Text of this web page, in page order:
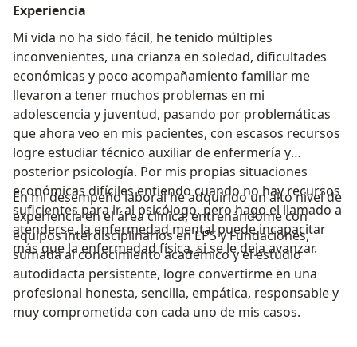
Experiencia
Mi vida no ha sido fácil, he tenido múltiples
inconvenientes, una crianza en soledad, dificultades
económicas y poco acompañamiento familiar me
llevaron a tener muchos problemas en mi
adolescencia y juventud, pasando por problemáticas
que ahora veo en mis pacientes, con escasos recursos
logre estudiar técnico auxiliar de enfermería y
posterior psicología. Por mis propias situaciones
económicas difíciles entiendo cuando no hay recursos
suficientes para ir al psicólogo, pero hago el llamado a
atenderse, la enfermedad mental puede incapacitar
más que la enfermedad física, si se le deja avanzar.
En mi desempeño laboral he adquirido un alto nivel de
experiencia en el área clínica, entrenándome con
equipos interdisciplinarios en EPS y Fundaciones,
sumada al conocimiento académico y el estudio
autodidacta persistente, logre convertirme en una
profesional honesta, sencilla, empática, responsable y
muy comprometida con cada uno de mis casos.